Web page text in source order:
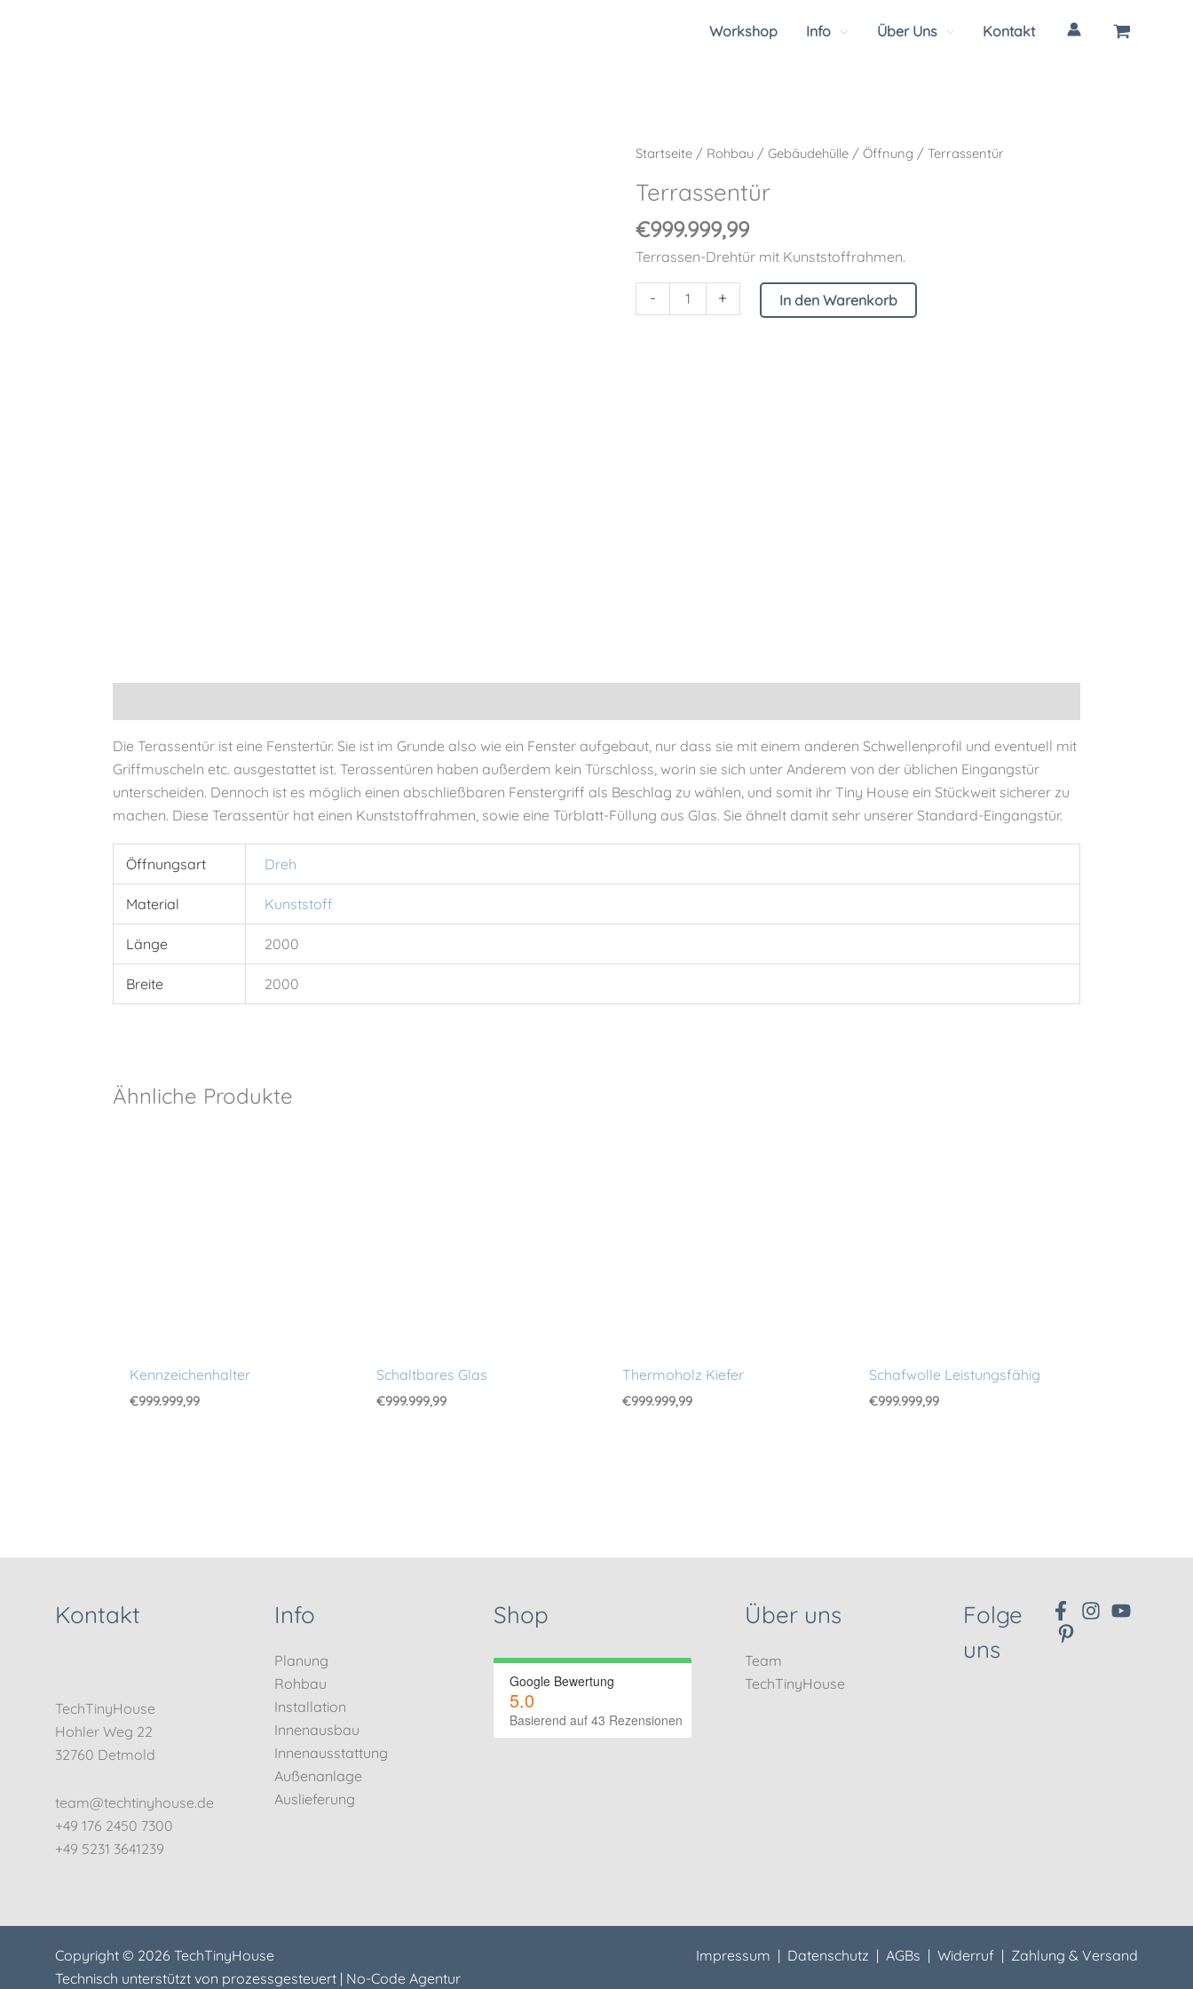
Workshop Info Über Uns Kontakt
Startseite/ Rohbau/ Gebäudehülle/ Öffnung / Terrassentür
Terrassentür
€999.999,99
Terrassen-Drehtür mit Kunststoffrahmen.
-
Terrassentür
+ In den Warenkorb
Die Terassentür ist eine Fenstertür. Sie ist im Grunde also wie ein Fenster aufgebaut, nur dass sie mit einem anderen Schwellenprofil und eventuell mit
Griffmuscheln etc. ausgestattet ist. Terassentüren haben außerdem kein Türschloss, worin sie sich unter Anderem von der üblichen Eingangstür
unterscheiden. Dennoch ist es möglich einen abschließbaren Fenstergriff als Beschlag zu wählen, und somit ihr Tiny House ein Stückweit sicherer zu
machen. Diese Terassentür hat einen Kunststoffrahmen, sowie eine Türblatt-Füllung aus Glas. Sie ähnelt damit sehr unserer Standard-Eingangstür.
Öffnungsart Dreh
Material Kunststoff
Länge 2000
Breite 2000
Ähnliche Produkte
Kennzeichenhalter
€999.999,99
Schaltbares Glas
€999.999,99
Thermoholz Kiefer
€999.999,99
Schafwolle Leistungsfähig
€999.999,99
Kontakt
TechTinyHouse
Hohler Weg 22
32760 Detmold
team@techtinyhouse.de
+49 176 2450 7300
+49 5231 3641239
Info
Planung
Rohbau
Installation
Innenausbau
Innenausstattung
Außenanlage
Auslieferung
Shop
Google Bewertung
5.0
Basierend auf 43 Rezensionen
Über uns
Team
TechTinyHouse
Folge
uns
Copyright © 2026 TechTinyHouse
Technisch unterstützt von prozessgesteuert | No-Code Agentur
Impressum | Datenschutz |AGBs |Widerruf | Zahlung & Versand